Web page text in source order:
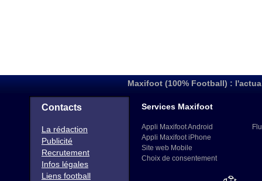
Maxifoot (100% Football) :
Contacts
La rédaction
Publicité
Recrutement
Infos légales
Liens football
Services Maxifoot
Appli Maxifoot Android
Appli Maxifoot iPhone
Site web Mobile
Choix de consentement